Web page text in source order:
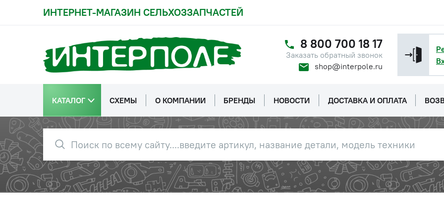
ИНТЕРНЕТ-МАГАЗИН СЕЛЬХОЗЗАПЧАСТЕЙ
8 800 700 18 17
Заказать обратный звонок
shop@interpole.ru
КАТАЛОГ СХЕМЫ О КОМПАНИИ БРЕНДЫ НОВОСТИ ДОСТАВКА И ОПЛАТА